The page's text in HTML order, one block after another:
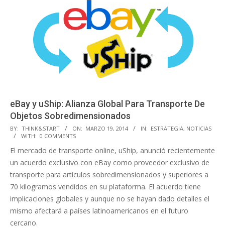
eBay y uShip: Alianza Global Para Transporte De
Objetos Sobredimensionados
2014-
03-
19
BY: THINK&START ON: MARZO 19, 2014 IN: ESTRATEGIA, NOTICIAS
WITH: 0 COMMENTS
El mercado de transporte online, uShip, anunció recientemente
un acuerdo exclusivo con eBay como proveedor exclusivo de
transporte para artículos sobredimensionados y superiores a
70 kilogramos vendidos en su plataforma. El acuerdo tiene
implicaciones globales y aunque no se hayan dado detalles el
mismo afectará a países latinoamericanos en el futuro
cercano.